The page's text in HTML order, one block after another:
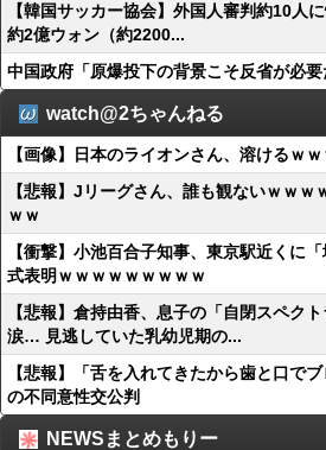
【韓国サッカー協会】外国人審判約10人
約2億ウォン（約2200...
中国政府「原爆投下の背景こそ反省が必
watch@2ちゃんねる
【画像】日本のライオンさん、溶けるｗ
【悲報】Jリーグさん、誰も観ないｗｗｗ
ｗｗ
【衝撃】小池百合子知事、東京駅近くに
式表明ｗｗｗｗｗｗｗｗｗ
【悲報】倉持由香、息子の「自閉スペク
涙… 見逃していた乳幼児期の...
【悲報】「舌を入れてきたから歯と口で
の不同意性交公判
NEWSまとめもりー